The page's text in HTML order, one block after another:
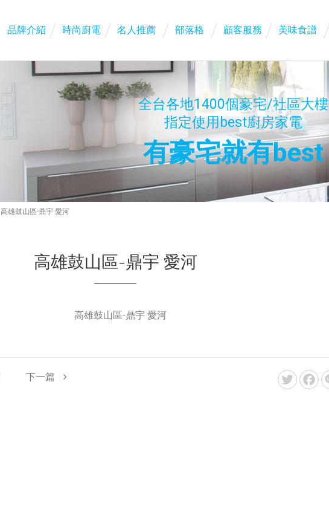
品牌介紹 時尚廚電 名人推薦 部落格 顧客服務 美味食譜
全台各地1400個豪宅/社區大樓
指定使用best廚房家電
有豪宅就有best
高雄鼓山區-鼎宇 愛河
高雄鼓山區-鼎宇 愛河
下一篇